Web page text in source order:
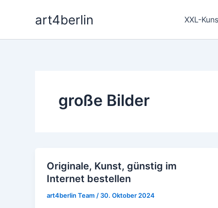
art4berlin XXL-
große Bilder
Originale, Kunst, günstig im
Internet bestellen
art4berlin Team / 30. Oktober 2024
Originale,
Kunst,
günstig